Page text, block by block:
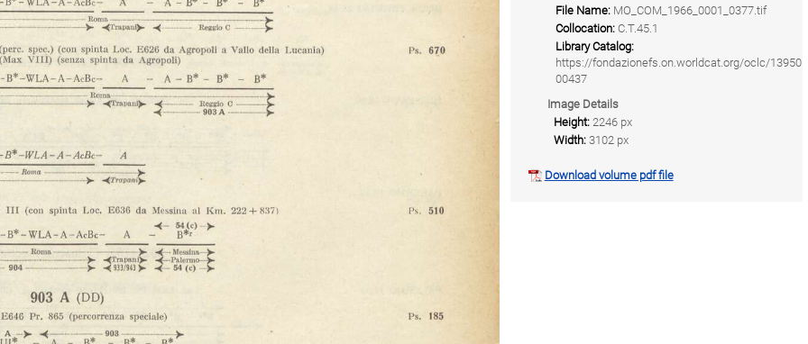
File Name: MO_COM_1966_0001_0377.tif
Collocation: C.T.45.1
Library Catalog:
https://fondazionefs.on.worldcat.org/oclc/13950
00437
Image Details
Height: 2246 px
Width: 3102 px
Download volume pdf file